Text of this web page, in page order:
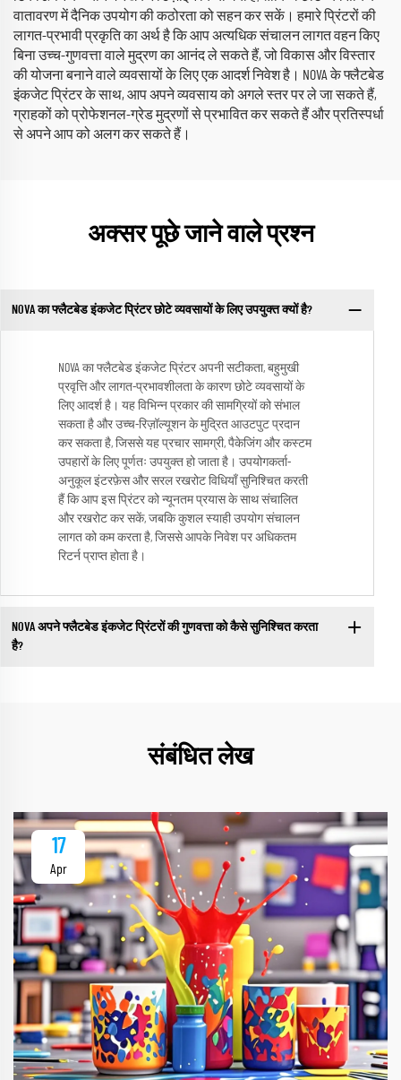
वातावरण में दैनिक उपयोग की कठोरता को सहन कर सकें। हमारे प्रिंटरों की
लागत-प्रभावी प्रकृति का अर्थ है कि आप अत्यधिक संचालन लागत वहन किए
बिना उच्च-गुणवत्ता वाले मुद्रण का आनंद ले सकते हैं, जो विकास और विस्तार
की योजना बनाने वाले व्यवसायों के लिए एक आदर्श निवेश है। NOVA के फ्लैटबेड
इंकजेट प्रिंटर के साथ, आप अपने व्यवसाय को अगले स्तर पर ले जा सकते हैं,
ग्राहकों को प्रोफेशनल-ग्रेड मुद्रणों से प्रभावित कर सकते हैं और प्रतिस्पर्धा
से अपने आप को अलग कर सकते हैं।
अक्सर पूछे जाने वाले प्रश्न
NOVA का फ्लैटबेड इंकजेट प्रिंटर छोटे व्यवसायों के लिए उपयुक्त क्यों है?
NOVA का फ्लैटबेड इंकजेट प्रिंटर अपनी सटीकता, बहुमुखी
प्रवृत्ति और लागत-प्रभावशीलता के कारण छोटे व्यवसायों के
लिए आदर्श है। यह विभिन्न प्रकार की सामग्रियों को संभाल
सकता है और उच्च-रिज़ॉल्यूशन के मुद्रित आउटपुट प्रदान
कर सकता है, जिससे यह प्रचार सामग्री, पैकेजिंग और कस्टम
उपहारों के लिए पूर्णतः उपयुक्त हो जाता है। उपयोगकर्ता-
अनुकूल इंटरफ़ेस और सरल रखरोट विधियाँ सुनिश्चित करती
हैं कि आप इस प्रिंटर को न्यूनतम प्रयास के साथ संचालित
और रखरोट कर सकें, जबकि कुशल स्याही उपयोग संचालन
लागत को कम करता है, जिससे आपके निवेश पर अधिकतम
रिटर्न प्राप्त होता है।
NOVA अपने फ्लैटबेड इंकजेट प्रिंटरों की गुणवत्ता को कैसे सुनिश्चित करता
है?
संबंधित लेख
17
Apr